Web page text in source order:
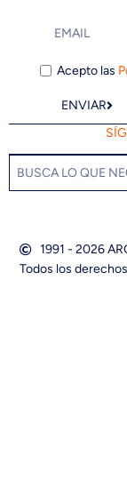
Acepto las
ENVIAR
1991 - 2026
Todos los